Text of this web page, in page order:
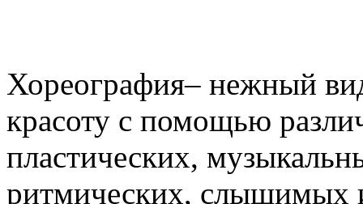
Хореография– нежный
красоту с помощью
пластических,
ритмических, слышимых